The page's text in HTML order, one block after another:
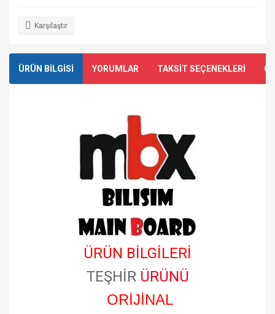
Karşılaştır
ÜRÜN BİLGİSİ YORUMLAR TAKSİT SEÇENEKLERİ
ÜRÜN BİLGİLERİ
TEŞHİR ÜRÜNÜ
ORİJİNAL